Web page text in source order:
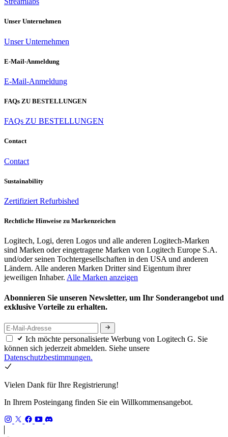
Unser Unternehmen
Unser Unternehmen
E-Mail-Anmeldung
E-Mail-Anmeldung
FAQs ZU BESTELLUNGEN
FAQs ZU BESTELLUNGEN
Contact
Contact
Sustainability
Zertifiziert Refurbished
Rechtliche Hinweise zu Markenzeichen
Logitech, Logi, deren Logos und alle anderen Logitech-Marken
sind Marken oder eingetragene Marken von Logitech Europe S.A.
und/oder seinen Tochtergesellschaften in den USA und anderen
Ländern. Alle anderen Marken Dritter sind Eigentum ihrer
jeweiligen Inhaber. Alle Marken anzeigen
Abonnieren Sie unseren Newsletter, um Ihr Sonderangebot und
exklusive Vorteile zu erhalten.
Ich möchte personalisierte Werbung von Logitech G. Sie
können sich jederzeit abmelden. Siehe unsere
Datenschutzbestimmungen.
Vielen Dank für Ihre Registrierung!
In Ihrem Posteingang finden Sie ein Willkommensangebot.